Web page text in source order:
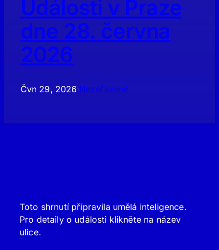
Události v Praze
dne 28. června
2026
Čvn 29, 2026 ·Nezařazené
Toto shrnutí připravila umělá inteligence.
Pro detaily o události klikněte na název
ulice.